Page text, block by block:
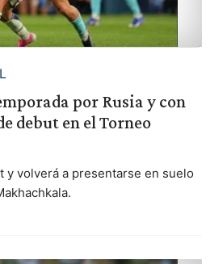
por Rusia y con
debut en el Torneo
y volverá a presentarse en suelo